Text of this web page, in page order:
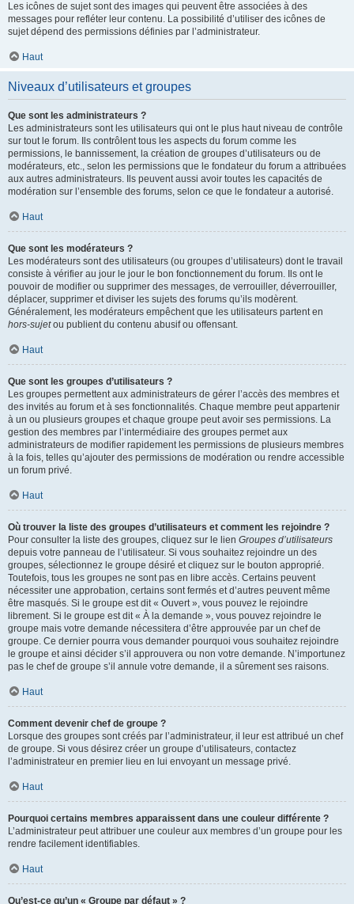
Les icônes de sujet sont des images qui peuvent être associées à des
messages pour refléter leur contenu. La possibilité d’utiliser des icônes de
sujet dépend des permissions définies par l’administrateur.
Haut
Niveaux d’utilisateurs et groupes
Que sont les administrateurs ?
Les administrateurs sont les utilisateurs qui ont le plus haut niveau de contrôle
sur tout le forum. Ils contrôlent tous les aspects du forum comme les
permissions, le bannissement, la création de groupes d’utilisateurs ou de
modérateurs, etc., selon les permissions que le fondateur du forum a attribuées
aux autres administrateurs. Ils peuvent aussi avoir toutes les capacités de
modération sur l’ensemble des forums, selon ce que le fondateur a autorisé.
Haut
Que sont les modérateurs ?
Les modérateurs sont des utilisateurs (ou groupes d’utilisateurs) dont le travail
consiste à vérifier au jour le jour le bon fonctionnement du forum. Ils ont le
pouvoir de modifier ou supprimer des messages, de verrouiller, déverrouiller,
déplacer, supprimer et diviser les sujets des forums qu’ils modèrent.
Généralement, les modérateurs empêchent que les utilisateurs partent en
hors-sujetou publient du contenu abusif ou offensant.
Haut
Que sont les groupes d’utilisateurs ?
Les groupes permettent aux administrateurs de gérer l’accès des membres et
des invités au forum et à ses fonctionnalités. Chaque membre peut appartenir
à un ou plusieurs groupes et chaque groupe peut avoir ses permissions. La
gestion des membres par l’intermédiaire des groupes permet aux
administrateurs de modifier rapidement les permissions de plusieurs membres
à la fois, telles qu’ajouter des permissions de modération ou rendre accessible
un forum privé.
Haut
Où trouver la liste des groupes d’utilisateurs et comment les rejoindre ?
Pour consulter la liste des groupes, cliquez sur le lien Groupes d’utilisateurs
depuis votre panneau de l’utilisateur. Si vous souhaitez rejoindre un des
groupes, sélectionnez le groupe désiré et cliquez sur le bouton approprié.
Toutefois, tous les groupes ne sont pas en libre accès. Certains peuvent
nécessiter une approbation, certains sont fermés et d’autres peuvent même
être masqués. Si le groupe est dit « Ouvert », vous pouvez le rejoindre
librement. Si le groupe est dit « À la demande », vous pouvez rejoindre le
groupe mais votre demande nécessitera d’être approuvée par un chef de
groupe. Ce dernier pourra vous demander pourquoi vous souhaitez rejoindre
le groupe et ainsi décider s’il approuvera ou non votre demande. N’importunez
pas le chef de groupe s’il annule votre demande, il a sûrement ses raisons.
Haut
Comment devenir chef de groupe ?
Lorsque des groupes sont créés par l’administrateur, il leur est attribué un chef
de groupe. Si vous désirez créer un groupe d’utilisateurs, contactez
l’administrateur en premier lieu en lui envoyant un message privé.
Haut
Pourquoi certains membres apparaissent dans une couleur différente ?
L’administrateur peut attribuer une couleur aux membres d’un groupe pour les
rendre facilement identifiables.
Haut
Qu’est-ce qu’un « Groupe par défaut » ?